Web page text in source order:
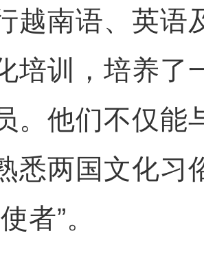
越南语、英语
培训，培养了
。他们不仅能
悉两国文化习
者”。